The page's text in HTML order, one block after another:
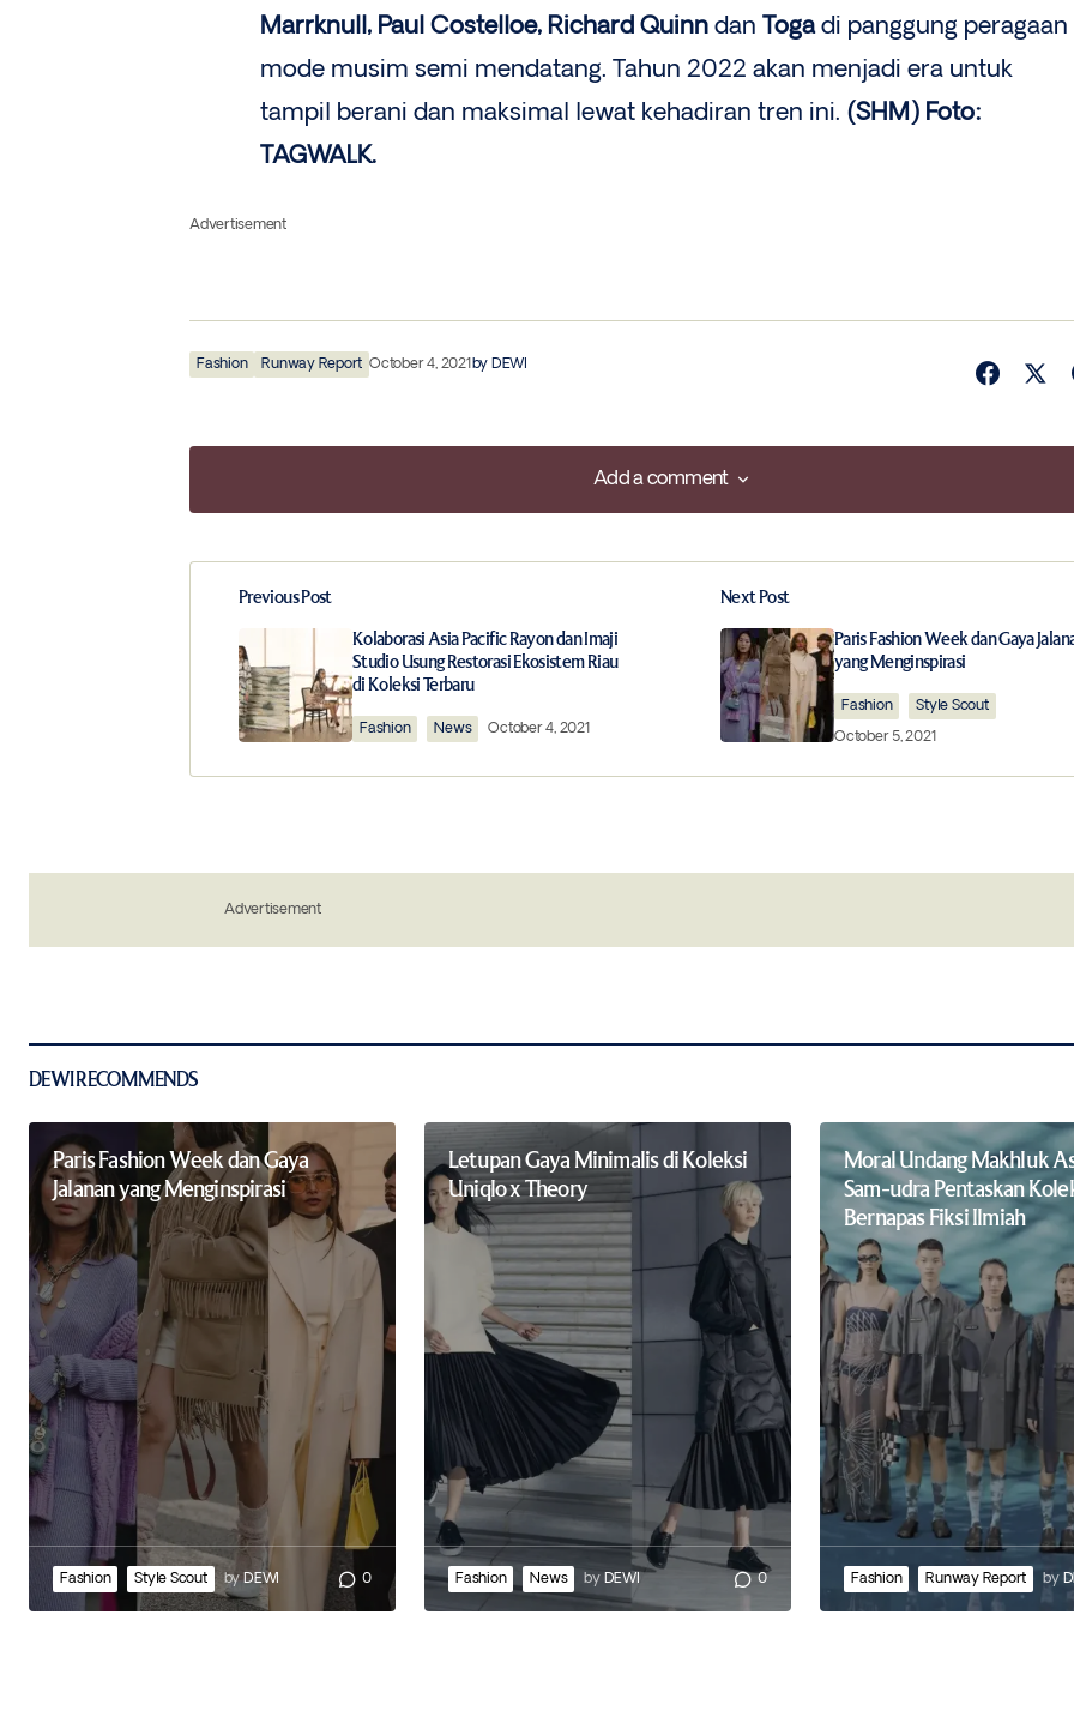
Marrknull, Paul Costelloe, Richard Quinn dan Togadi panggung peragaan
mode musim semi mendatang. Tahun 2022 akan menjadi era untuk
tampil berani dan maksimal lewat kehadiran tren ini. (SHM) Foto:
TAGWALK.
Advertisement
Fashion Runway Report October 4, 2021by DEWI
Add a comment
Add a comment
Your email address will not be published. Required fields are marked
Comment*
Save my name, email, and website in this browser for
Previous Post
Kolaborasi Asia Pacific Rayon dan Imaji
Studio Usung Restorasi Ekosistem Riau
di Koleksi Terbaru
Fashion News October 4, 2021
Next Post
Paris Fashion Week dan Gaya
yang Menginspirasi
Fashion
Style Scout
October 5, 2021
Advertisement
DEWI RECOMMENDS
Paris Fashion Week dan Gaya
Jalanan yang Menginspirasi
Fashion Style Scout byDEWI 0
Letupan Gaya Minimalis di Koleksi
Uniqlo x Theory
Fashion News by DEWI 0
Moral Undang Makhluk
Sam-udra Pentaskan
Bernapas Fiksi Ilmiah
Fashion Runway Report by